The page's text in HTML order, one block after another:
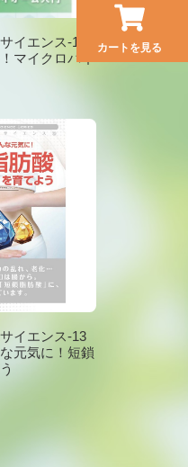
カートを見る
イエンス-15
マイクロバイ
イエンス-13
元気に！短鎖